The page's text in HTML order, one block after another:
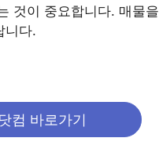
것이 중요합니다. 매물을
니다.
컴 바로가기